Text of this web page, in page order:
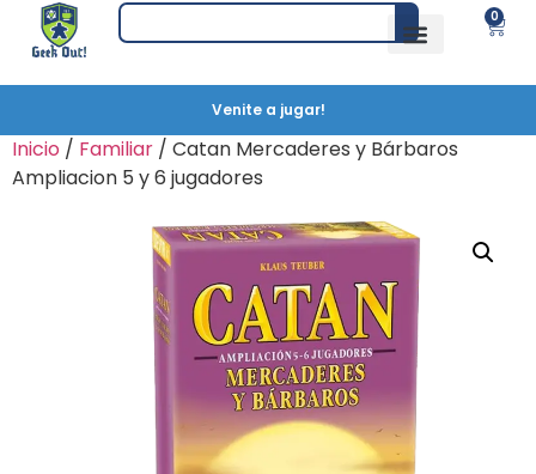
0
Venite a jugar!
Inicio / Familiar / Catan Mercaderes y Bárbaros
Ampliacion 5 y 6 jugadores